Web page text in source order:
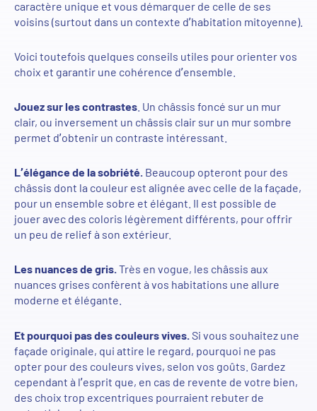
caractère unique et vous démarquer de celle de ses
voisins (surtout dans un contexte d’habitation mitoyenne).
Voici toutefois quelques conseils utiles pour orienter vos
choix et garantir une cohérence d’ensemble.
Jouezsur les contrastes Un châssis foncé sur un mur
clair, ou inversement un châssis clair sur un mur sombre
permet d’obtenir un contraste intéressant.
L’élégance de la sobriété. Beaucoup opteront pour des
châssis dont la couleur est alignée avec celle de la façade,
pour un ensemble sobre et élégant. Il est possible de
jouer avec des coloris légèrement différents, pour offrir
un peu de relief à son extérieur.
Les nuances de gris.Très en vogue, les châssis aux
nuances grises confèrent à vos habitations une allure
moderne et élégante.
Et pourquoi pas des couleurs vives Si vous souhaitez une
façade originale, qui attire le regard, pourquoi ne pas
opter pour des couleurs vives, selon vos goûts. Gardez
cependant à l’esprit que, en cas de revente de votre bien,
des choix trop excentriques pourraient rebuter de